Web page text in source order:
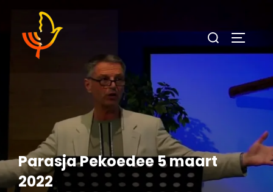
Parasja Pekoedee 5 maart
2022